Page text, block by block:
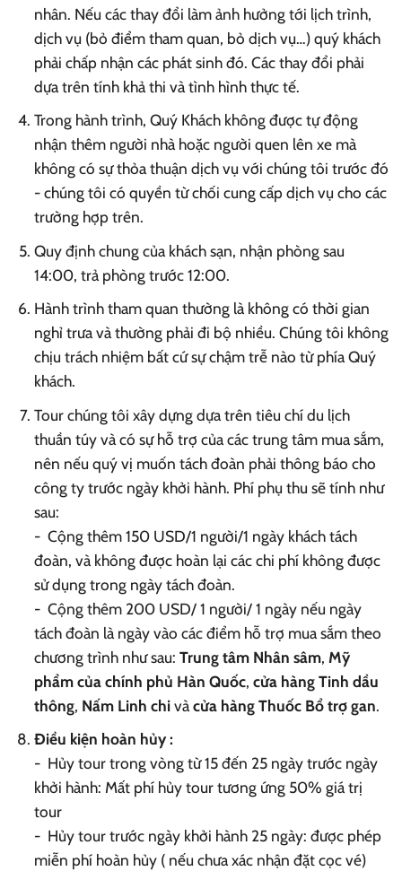
nhân. Nếu các thay đổi làm ảnh hưởng tới lịch trình,
dịch vụ (bỏ điểm tham quan, bỏ dịch vụ…) quý khách
phải chấp nhận các phát sinh đó. Các thay đổi phải
dựa trên tính khả thi và tình hình thực tế.
Trong hành trình, Quý Khách không được tự động
nhận thêm người nhà hoặc người quen lên xe mà
không có sự thỏa thuận dịch vụ với chúng tôi trước đó
- chúng tôi có quyền từ chối cung cấp dịch vụ cho các
trường hợp trên.
Quy định chung của khách sạn, nhận phòng sau
14:00, trả phòng trước 12:00.
Hành trình tham quan thường là không có thời gian
nghỉ trưa và thường phải đi bộ nhiều. Chúng tôi không
chịu trách nhiệm bất cứ sự chậm trễ nào từ phía Quý
khách.
Tour chúng tôi xây dựng dựa trên tiêu chí du lịch
thuần túy và có sự hỗ trợ của các trung tâm mua sắm,
nên nếu quý vị muốn tách đoàn phải thông báo cho
công ty trước ngày khởi hành. Phí phụ thu sẽ tính như
sau:
- Cộng thêm 150 USD/1 người/1 ngày khách tách
đoàn, và không được hoàn lại các chi phí không được
sử dụng trong ngày tách đoàn.
- Cộng thêm 200 USD/ 1 người/ 1 ngày nếu ngày
tách đoàn là ngày vào các điểm hỗ trợ mua sắm theo
chương trình như sau: Trung tâm Nhân sâm, Mỹ
phẩm của chính phủ Hàn Quốc, cửa hàng Tinh dầu
thông, Nấm Linh chivàcửa hàng Thuốc Bổ trợ gan.
Điều kiện hoàn hủy :
- Hủy tour trong vòng từ 15 đến 25 ngày trước ngày
khởi hành: Mất phí hủy tour tương ứng 50% giá trị
tour
- Hủy tour trước ngày khởi hành 25 ngày: được phép
miễn phí hoàn hủy ( nếu chưa xác nhận đặt cọc vé)